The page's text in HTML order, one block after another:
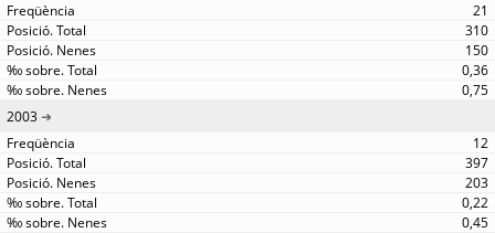
21
310
150
0,36
0,75
2003
12
397
203
0,22
0,45